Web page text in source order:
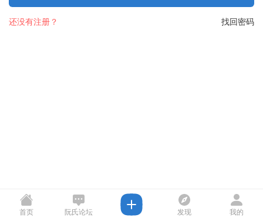
找回密码
还没有注册？
首页 阮氏论坛 发现 我的